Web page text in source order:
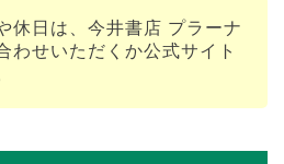
休日は、今井書店 プラーナ
わせいただくか公式サイト